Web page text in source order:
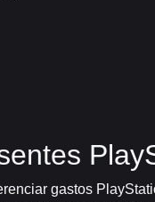
gastos